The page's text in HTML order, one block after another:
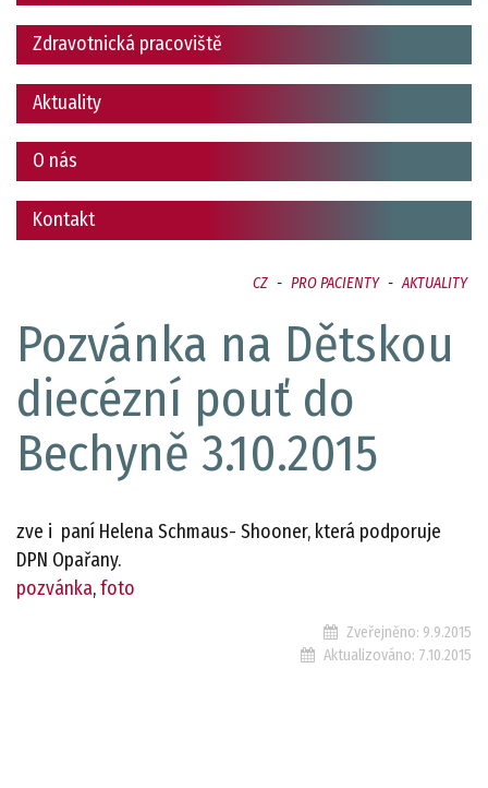
Zdravotnická pracoviště
Aktuality
O nás
Kontakt
CZ - PRO PACIENTY - AKTUALITY
Pozvánka na Dětskou
diecézní pouť do
Bechyně 3.10.2015
zve i paní Helena Schmaus- Shooner, která podporuje
DPN Opařany.
pozvánka,foto
Zveřejněno: 9.9.2015
Aktualizováno: 7.10.2015